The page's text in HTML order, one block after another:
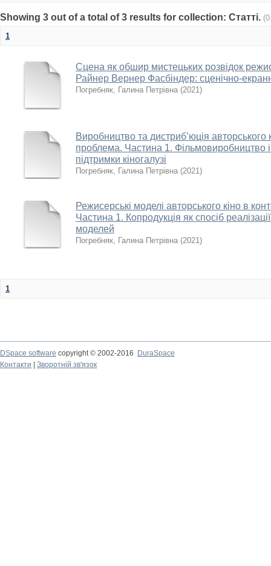
Showing 3 out of a total of 3 results for collection: Статті.
1
Сцена як обшир мистецьких розвідок
Райнер Вернер Фасбіндер: сценічно-
Погребняк, Галина Петрівна (2021)
Виробництво та дистриб’юція авторського
проблема. Частина 1. Фільмовиробництво
підтримки кіногалузі
Погребняк, Галина Петрівна (2021)
Режисерські моделі авторського кіно в
Частина 1. Копродукція як спосіб
моделей
Погребняк, Галина Петрівна (2021)
1
DSpace software copyright © 2002-2016
DuraSpace
Контакти
Зворотній зв'язок